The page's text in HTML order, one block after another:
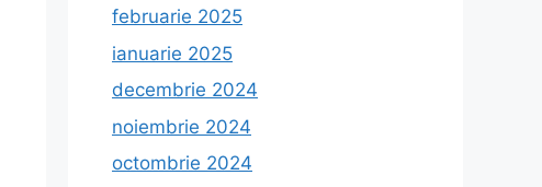
februarie 2025
ianuarie 2025
decembrie 2024
noiembrie 2024
octombrie 2024